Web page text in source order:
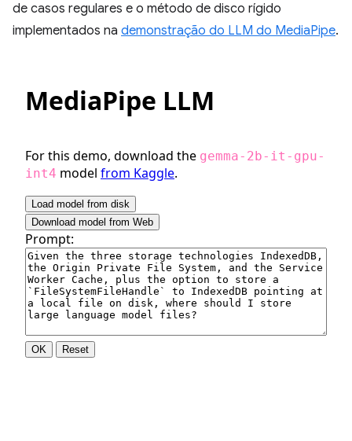
de casos regulares e o método de disco rígido
implementados na demonstração do LLM do MediaPipe.